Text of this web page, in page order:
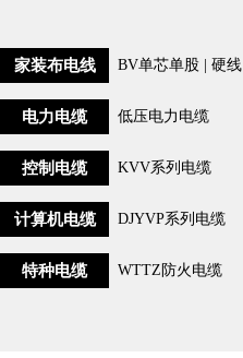
家装布电线 BV单芯单股 | 硬线
电力电缆 低压电力电缆
控制电缆 KVV系列电缆
计算机电缆 DJYVP系列电缆
特种电缆 WTTZ防火电缆